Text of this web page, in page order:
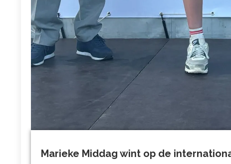
Marieke Middag wint op de